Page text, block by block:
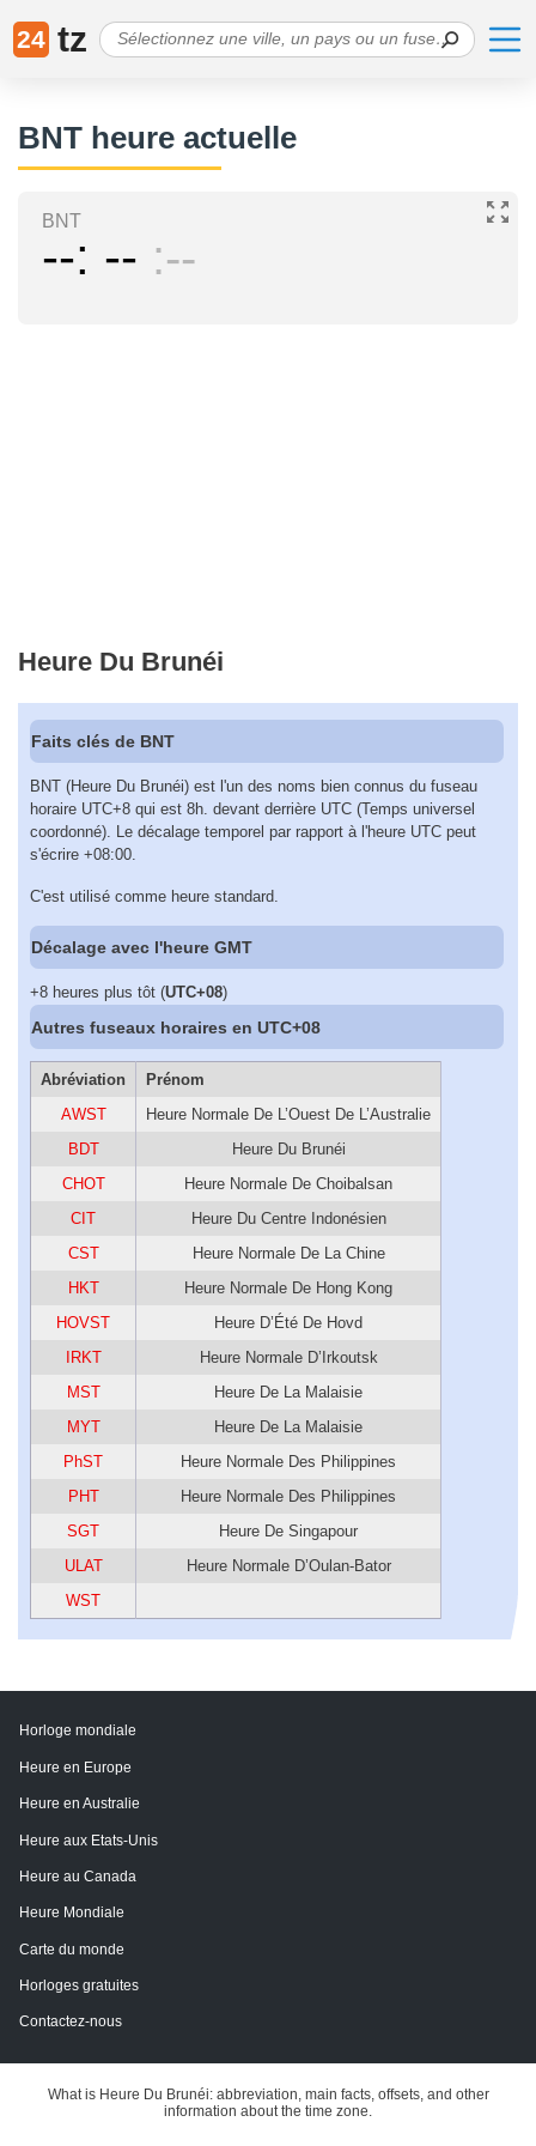
24 tz
BNT heure actuelle
BNT
-- -- --
Heure Du Brunéi
Faits clés de BNT
BNT (Heure Du Brunéi) est l'un des noms bien connus du fuseau
horaire UTC+8 qui est 8h. devant derrière UTC (Temps universel
coordonné). Le décalage temporel par rapport à l'heure UTC peut
s'écrire +08:00.
C'est utilisé comme heure standard.
Décalage avec l'heure GMT
+8 heures plus tôt (UTC+08)
Autres fuseaux horaires en UTC+08
Abréviation
Prénom
AWST
Heure Normale De L’Ouest De L’Australie
BDT
Heure Du Brunéi
CHOT
Heure Normale De Choibalsan
CIT
Heure Du Centre Indonésien
CST
Heure Normale De La Chine
HKT
Heure Normale De Hong Kong
HOVST
Heure D’Été De Hovd
IRKT
Heure Normale D’Irkoutsk
MST
Heure De La Malaisie
MYT
Heure De La Malaisie
PhST
Heure Normale Des Philippines
PHT
Heure Normale Des Philippines
SGT
Heure De Singapour
ULAT
Heure Normale D’Oulan-Bator
WST
Horloge mondiale
Heure en Europe
Heure en Australie
Heure aux Etats-Unis
Heure au Canada
Heure Mondiale
Carte du monde
Horloges gratuites
Contactez-nous
What is Heure Du Brunéi: abbreviation, main facts, offsets, and other
information about the time zone.